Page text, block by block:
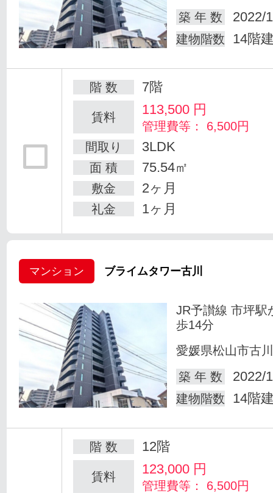
築 年 数
2022/
建物階数 14階
階 数 7階
賃料 113,500 円
管理費等： 6,500円
間取り
3LDK
面 積 75.54㎡
敷金 2ヶ月
礼金 1ヶ月
マンション ブライムタワー古川
JR予讃線 市坪駅
歩14分
愛媛県松山市古
築 年 数
2022/
建物階数 14階
階 数 12階
賃料 123,000 円
管理費等： 6,500円